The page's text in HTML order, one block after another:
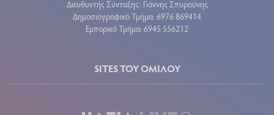
Διευθυντής Σύνταξης: Γιάννης Σπυρούνης
Δημοσιογραφικό Τμήμα: 6976 869414
Εμπορικό Τμήμα: 6945 556212
SITES ΤΟΥ ΟΜΙΛΟΥ